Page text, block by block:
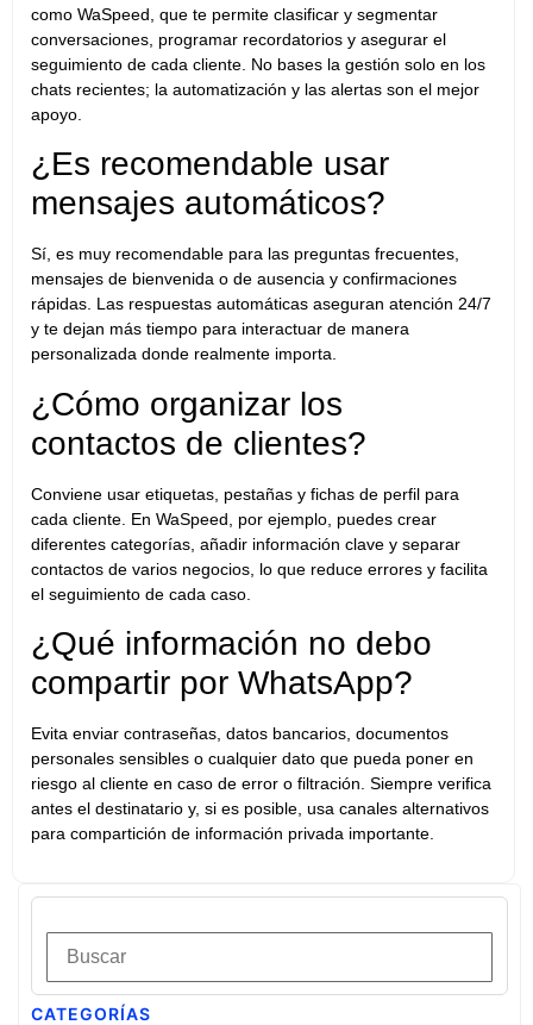
como WaSpeed, que te permite clasificar y segmentar
conversaciones, programar recordatorios y asegurar el
seguimiento de cada cliente. No bases la gestión solo en los
chats recientes; la automatización y las alertas son el mejor
apoyo.
¿Es recomendable usar
mensajes automáticos?
Sí, es muy recomendable para las preguntas frecuentes,
mensajes de bienvenida o de ausencia y confirmaciones
rápidas. Las respuestas automáticas aseguran atención 24/7
y te dejan más tiempo para interactuar de manera
personalizada donde realmente importa.
¿Cómo organizar los
contactos de clientes?
Conviene usar etiquetas, pestañas y fichas de perfil para
cada cliente. En WaSpeed, por ejemplo, puedes crear
diferentes categorías, añadir información clave y separar
contactos de varios negocios, lo que reduce errores y facilita
el seguimiento de cada caso.
¿Qué información no debo
compartir por WhatsApp?
Evita enviar contraseñas, datos bancarios, documentos
personales sensibles o cualquier dato que pueda poner en
riesgo al cliente en caso de error o filtración. Siempre verifica
antes el destinatario y, si es posible, usa canales alternativos
para compartición de información privada importante.
CATEGORÍAS